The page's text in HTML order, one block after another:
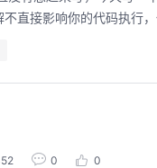
直接影响你的代码执行
0 0